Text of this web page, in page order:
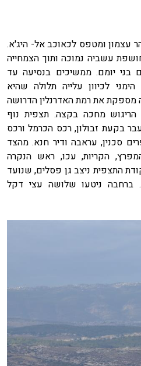
עצמון ומטפס לכאוכב אל- היג'א.
עשביה נמוכה ותוך הצמחייה
בני יומם. ממשיכים בנסיעה עד
לכיוון עלייה תלולה שהיא
מספקת את רמת האדרנלין הדרושה
הריגוש מחכה בקצה. תצפית נוף
בקעת זבולון, רכס הכרמל ורכס
סכנין, עראבה ודיר חנא. מהצד
הקריות, עכו, ראש הנקרה
התצפית ניצב גן פסלים, שנועד
ברחבה ניטעו שלושה עצי דקל